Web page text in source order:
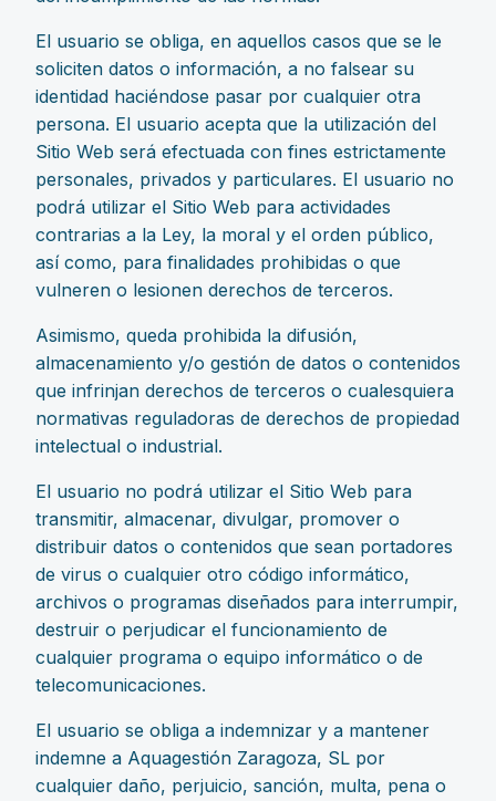
El usuario se obliga, en aquellos casos que se le
soliciten datos o información, a no falsear su
identidad haciéndose pasar por cualquier otra
persona. El usuario acepta que la utilización del
Sitio Web será efectuada con fines estrictamente
personales, privados y particulares. El usuario no
podrá utilizar el Sitio Web para actividades
contrarias a la Ley, la moral y el orden público,
así como, para finalidades prohibidas o que
vulneren o lesionen derechos de terceros.
Asimismo, queda prohibida la difusión,
almacenamiento y/o gestión de datos o contenidos
que infrinjan derechos de terceros o cualesquiera
normativas reguladoras de derechos de propiedad
intelectual o industrial.
El usuario no podrá utilizar el Sitio Web para
transmitir, almacenar, divulgar, promover o
distribuir datos o contenidos que sean portadores
de virus o cualquier otro código informático,
archivos o programas diseñados para interrumpir,
destruir o perjudicar el funcionamiento de
cualquier programa o equipo informático o de
telecomunicaciones.
El usuario se obliga a indemnizar y a mantener
indemne a Aquagestión Zaragoza, SL por
cualquier daño, perjuicio, sanción, multa, pena o